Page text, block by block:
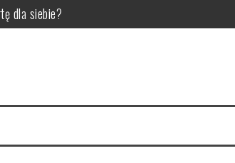
dla siebie?
pupila
do diety trzody chlewnej?
wpływające na jakość zgrzein